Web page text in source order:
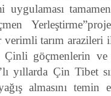
tarım arazileri
göçmenlerin ve
yıllarda Çin Tibet
almasını